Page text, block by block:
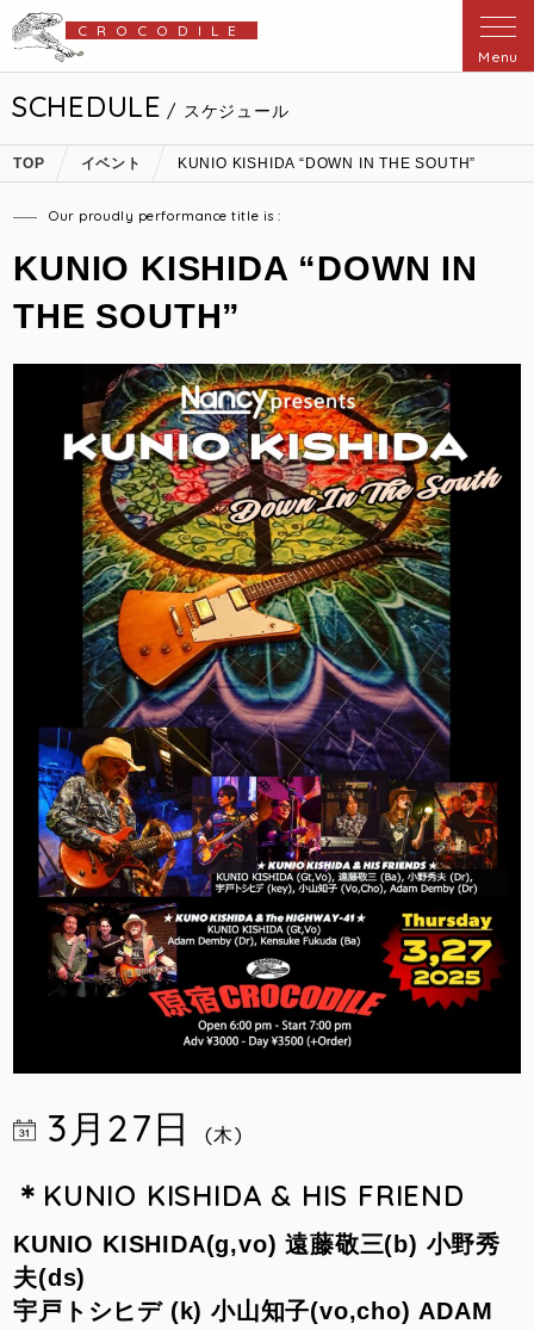
CROCODILE
Menu
SCHEDULE / スケジュール
TOP イベント KUNIO KISHIDA “DOWN IN THE SOUTH”
Our proudly performance title is :
KUNIO KISHIDA “DOWN IN
THE SOUTH”
3月27日 (木)
＊KUNIO KISHIDA & HIS FRIEND
KUNIO KISHIDA(g,vo) 遠藤敬三(b) 小野秀
夫(ds)
宇戸トシヒデ (k) 小山知子(vo,cho) ADAM